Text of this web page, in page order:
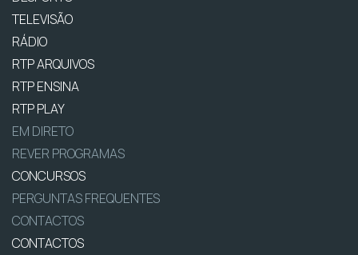
TELEVISÃO
RÁDIO
RTP ARQUIVOS
RTP ENSINA
RTP PLAY
EM DIRETO
REVER PROGRAMAS
CONCURSOS
PERGUNTAS FREQUENTES
CONTACTOS
CONTACTOS